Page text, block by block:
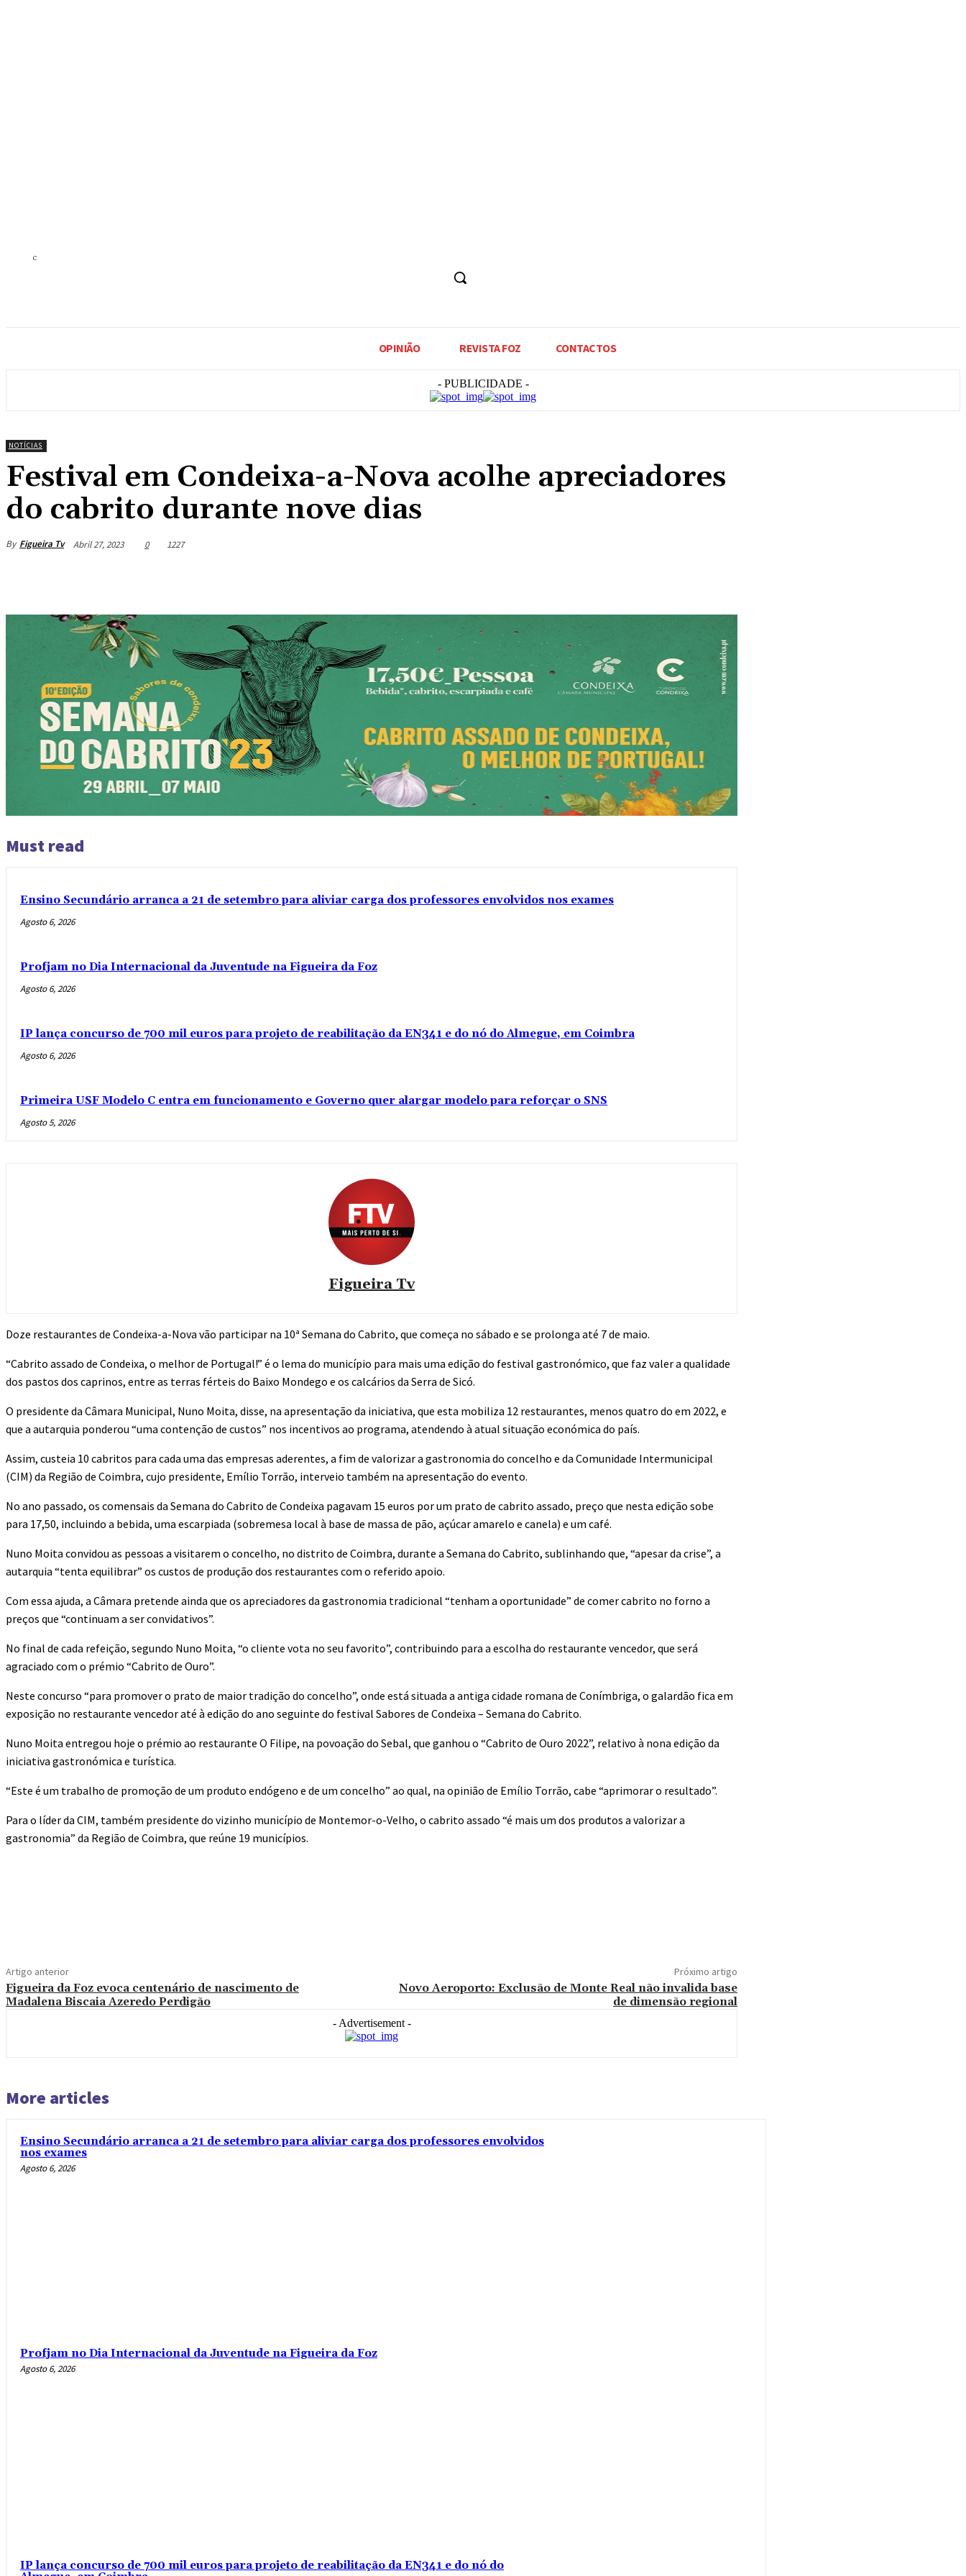
C
OPINIÃO REVISTA FOZ CONTACTOS
- PUBLICIDADE -
NOTÍCIAS
Festival em Condeixa-a-Nova acolhe apreciadores
do cabrito durante nove dias
By Figueira Tv Abril 27, 2023 0 1227
Must read
Ensino Secundário arranca a 21 de setembro para aliviar carga dos professores envolvidos nos exames
Agosto 6, 2026
Profjam no Dia Internacional da Juventude na Figueira da Foz
Agosto 6, 2026
IP lança concurso de 700 mil euros para projeto de reabilitação da EN341 e do nó do Almegue, em Coimbra
Agosto 6, 2026
Primeira USF Modelo C entra em funcionamento e Governo quer alargar modelo para reforçar o SNS
Agosto 5, 2026
Figueira Tv
Doze restaurantes de Condeixa-a-Nova vão participar na 10ª Semana do Cabrito, que começa no sábado e se prolonga até 7 de maio.
“Cabrito assado de Condeixa, o melhor de Portugal!” é o lema do município para mais uma edição do festival gastronómico, que faz valer a qualidade
dos pastos dos caprinos, entre as terras férteis do Baixo Mondego e os calcários da Serra de Sicó.
O presidente da Câmara Municipal, Nuno Moita, disse, na apresentação da iniciativa, que esta mobiliza 12 restaurantes, menos quatro do em 2022, e
que a autarquia ponderou “uma contenção de custos” nos incentivos ao programa, atendendo à atual situação económica do país.
Assim, custeia 10 cabritos para cada uma das empresas aderentes, a fim de valorizar a gastronomia do concelho e da Comunidade Intermunicipal
(CIM) da Região de Coimbra, cujo presidente, Emílio Torrão, interveio também na apresentação do evento.
No ano passado, os comensais da Semana do Cabrito de Condeixa pagavam 15 euros por um prato de cabrito assado, preço que nesta edição sobe
para 17,50, incluindo a bebida, uma escarpiada (sobremesa local à base de massa de pão, açúcar amarelo e canela) e um café.
Nuno Moita convidou as pessoas a visitarem o concelho, no distrito de Coimbra, durante a Semana do Cabrito, sublinhando que, “apesar da crise”, a
autarquia “tenta equilibrar” os custos de produção dos restaurantes com o referido apoio.
Com essa ajuda, a Câmara pretende ainda que os apreciadores da gastronomia tradicional “tenham a oportunidade” de comer cabrito no forno a
preços que “continuam a ser convidativos”.
No final de cada refeição, segundo Nuno Moita, “o cliente vota no seu favorito”, contribuindo para a escolha do restaurante vencedor, que será
agraciado com o prémio “Cabrito de Ouro”.
Neste concurso “para promover o prato de maior tradição do concelho”, onde está situada a antiga cidade romana de Conímbriga, o galardão fica em
exposição no restaurante vencedor até à edição do ano seguinte do festival Sabores de Condeixa – Semana do Cabrito.
Nuno Moita entregou hoje o prémio ao restaurante O Filipe, na povoação do Sebal, que ganhou o “Cabrito de Ouro 2022”, relativo à nona edição da
iniciativa gastronómica e turística.
“Este é um trabalho de promoção de um produto endógeno e de um concelho” ao qual, na opinião de Emílio Torrão, cabe “aprimorar o resultado”.
Para o líder da CIM, também presidente do vizinho município de Montemor-o-Velho, o cabrito assado “é mais um dos produtos a valorizar a
gastronomia” da Região de Coimbra, que reúne 19 municípios.
Artigo anterior
Figueira da Foz evoca centenário de nascimento de
Madalena Biscaia Azeredo Perdigão
Próximo artigo
Novo Aeroporto: Exclusão de Monte Real não invalida base
de dimensão regional
- Advertisement -
More articles
Ensino Secundário arranca a 21 de setembro para aliviar carga dos professores envolvidos
nos exames
Agosto 6, 2026
Profjam no Dia Internacional da Juventude na Figueira da Foz
Agosto 6, 2026
IP lança concurso de 700 mil euros para projeto de reabilitação da EN341 e do nó do